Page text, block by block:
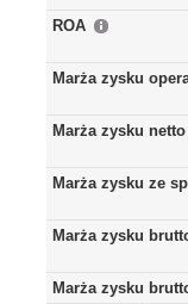
ROA
Marża zysku
Marża zysku netto
Marża zysku ze
Marża zysku
Marża zysku